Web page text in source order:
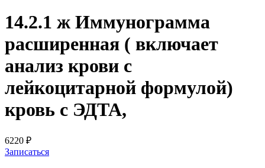
14.2.1 ж Иммунограмма
расширенная ( включает
анализ крови с
лейкоцитарной формулой)
кровь с ЭДТА,
6220 ₽
Записаться